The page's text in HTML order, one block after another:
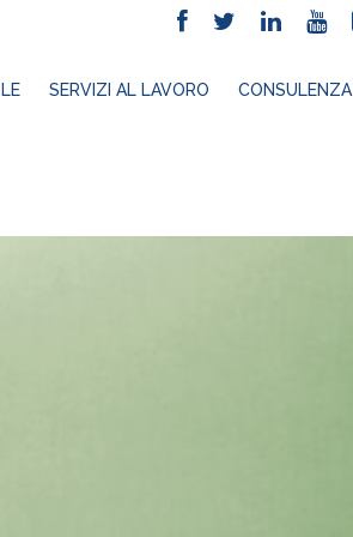
SERVIZI AL LAVORO CONSULENZA